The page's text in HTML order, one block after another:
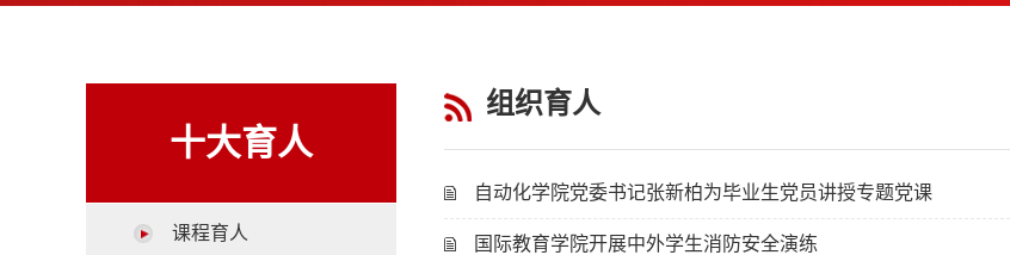
十大育人
课程育人
组织育人
自动化学院党委书记张新柏为毕业生党员讲授专题党课
国际教育学院开展中外学生消防安全演练